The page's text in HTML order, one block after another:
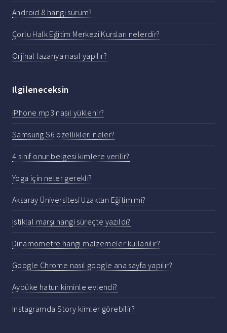
Android 8 hangi sürüm?
Çorlu Halk Eğitim Merkezi Kursları nelerdir?
Orjinal lazanya nasıl yapılır?
Ilgileneceksin
iPhone mp3 nasıl yüklenir?
Samsung S6 özellikleri neler?
4 sınıf onur belgesi kimlere verilir?
Yoga için neler gerekli?
Aksaray Üniversitesi Uzaktan Eğitim mi?
Istiklal marşı hangi süreçte yazıldı?
Dinamometre hangi malzemeler kullanılır?
Google Chrome nasıl google ana sayfa yapılır?
Aybüke hatun kiminle evlendi?
Instagramda Story kimler görebilir?